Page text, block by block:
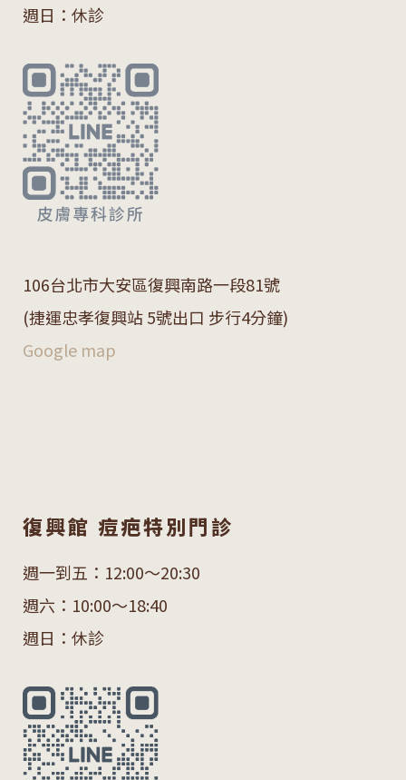
週日：休診
106台北市大安區復興南路一段81號
(捷運忠孝復興站 5號出口 步行4分鐘)
Google map
復興館 痘疤特別門診
週一到五：12:00～20:30
週六：10:00～18:40
週日：休診